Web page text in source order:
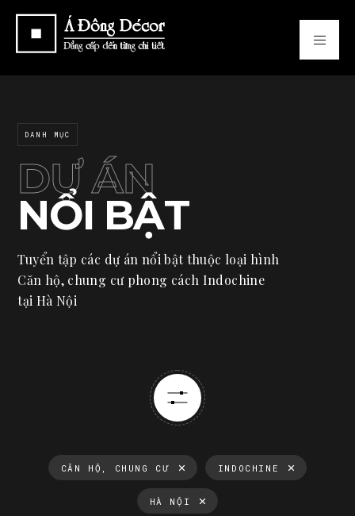
DANH MỤC
DỰ ÁN
NỔI BẬT
Tuyển tập các dự án nổi bật thuộc loại hình
Căn hộ, chung cư phong cách Indochine
tại Hà Nội
CĂN HỘ, CHUNG CƯ INDOCHINE
HÀ NỘI